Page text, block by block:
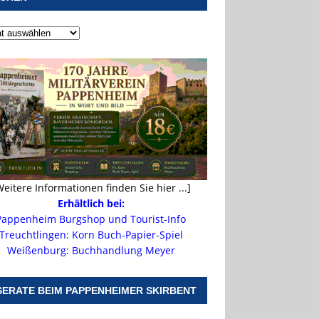
Informationen finden Sie hier ...]
Erhältlich bei:
Burgshop und Tourist-Info
Treuchtlingen: Korn Buch-Papier-Spiel
Weißenburg: Buchhandlung Meyer
BEIM PAPPENHEIMER SKIRBENT